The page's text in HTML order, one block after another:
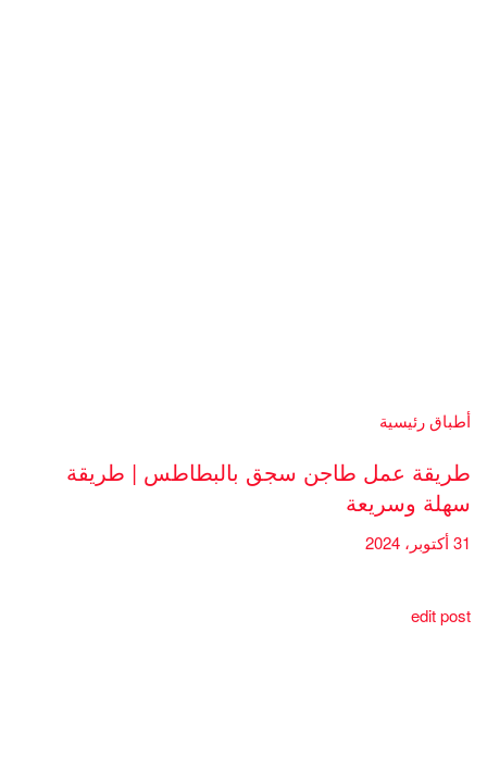
أطباق رئيسية
طريقة عمل طاجن سجق بالبطاطس | طريقة
سهلة وسريعة
31 أكتوبر، 2024
edit post